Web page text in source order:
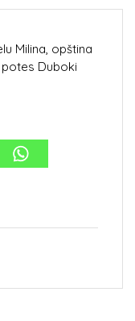
Milina, opština
potes Duboki